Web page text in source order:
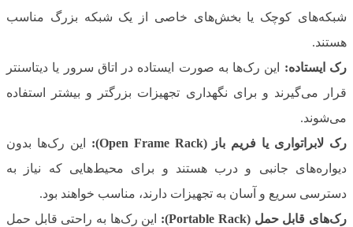
شبکه‌های کوچک یا بخش‌های خاصی از یک شبکه بزرگ مناسب
هستند.
رک ایستاده: این رک‌ها به صورت ایستاده در اتاق سرور یا دیتاسنتر
قرار می‌گیرند و برای نگهداری تجهیزات بزرگتر و بیشتر استفاده
می‌شوند.
رک لابراتواری یا فریم باز (Open Frame Rack):
این رک‌ها بدون
دیواره‌های جانبی و درب هستند و برای محیط‌هایی که نیاز به
دسترسی سریع و آسان به تجهیزات دارند، مناسب خواهند بود.
رک‌های قابل حمل (Portable Rack):
این رک‌ها به راحتی قابل حمل